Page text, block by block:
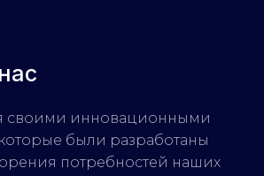
своими инновационными
были разработаны
потребностей наших